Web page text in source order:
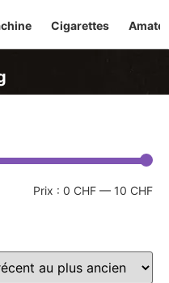
Cigarettes
Prix : 0 CHF — 10 CHF